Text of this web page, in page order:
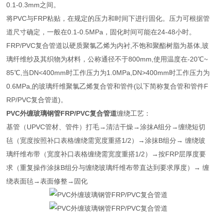
0.1-0.3mm之间。
将PVC与FRP粘贴，在规定的压力和时间下进行固化。压力可根据管
道尺寸确定，一般在0.1-0.5MPa，固化时间可能在24-48小时。
FRP/PVC复合管道以硬质聚氯乙烯为内衬,不饱和聚酯树脂为基体,玻
璃纤维纱及其织物为材料，公称通径不于800mm,使用温度在-20℃~
85℃,当DN<400mm时工作压力为1.0MPa,DN>400mm时工作压力为
0.6MPa,的玻璃纤维聚氯乙烯复合管和管件(以下简称复合管和管件F
RP/PVC复合管道)。
PVC外缠玻璃钢管FRP/PVC复合管道缠绕工艺：
基管（UPVC管材、管件）打毛→清洁干燥→涂抹A组分→缠绕短切
毡（宽度按照补口表格缠绕需宽度重搭1/2）→涂抹B组分→ 缠绕玻
璃纤维布带（宽度补口表格缠绕需宽度重搭1/2）→按FRP层厚度要
求（重复操作涂抹B组分与缠绕玻璃纤维布带直达到要求厚度）→ 缠
绕表面毡→表面修整→固化